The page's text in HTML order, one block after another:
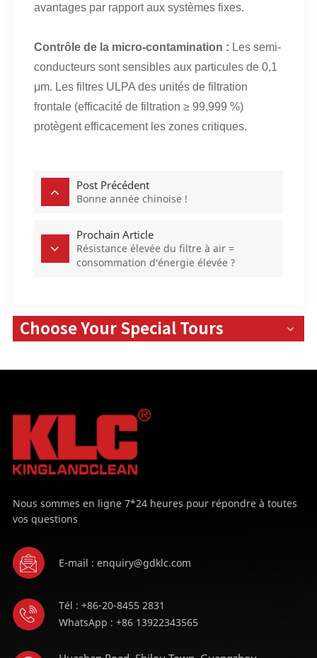
avantages par rapport aux systèmes fixes.
Contrôle de la micro-contamination : Les semi-
conducteurs sont sensibles aux particules de 0,1
μm. Les filtres ULPA des unités de filtration
frontale (efficacité de filtration ≥ 99,999 %)
protègent efficacement les zones critiques.
Post Précédent
Bonne année chinoise !
Prochain Article
Résistance élevée du filtre à air =
consommation d'énergie élevée ?
Choose Your Special Tours
Nous sommes en ligne 7*24 heures pour répondre à toutes
vos questions
E-mail : enquiry@gdklc.com
Tél : +86-20-8455 2831
WhatsApp : +86 13922343565